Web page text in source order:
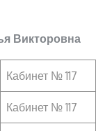
Викторовна
Кабинет № 117
Кабинет № 117